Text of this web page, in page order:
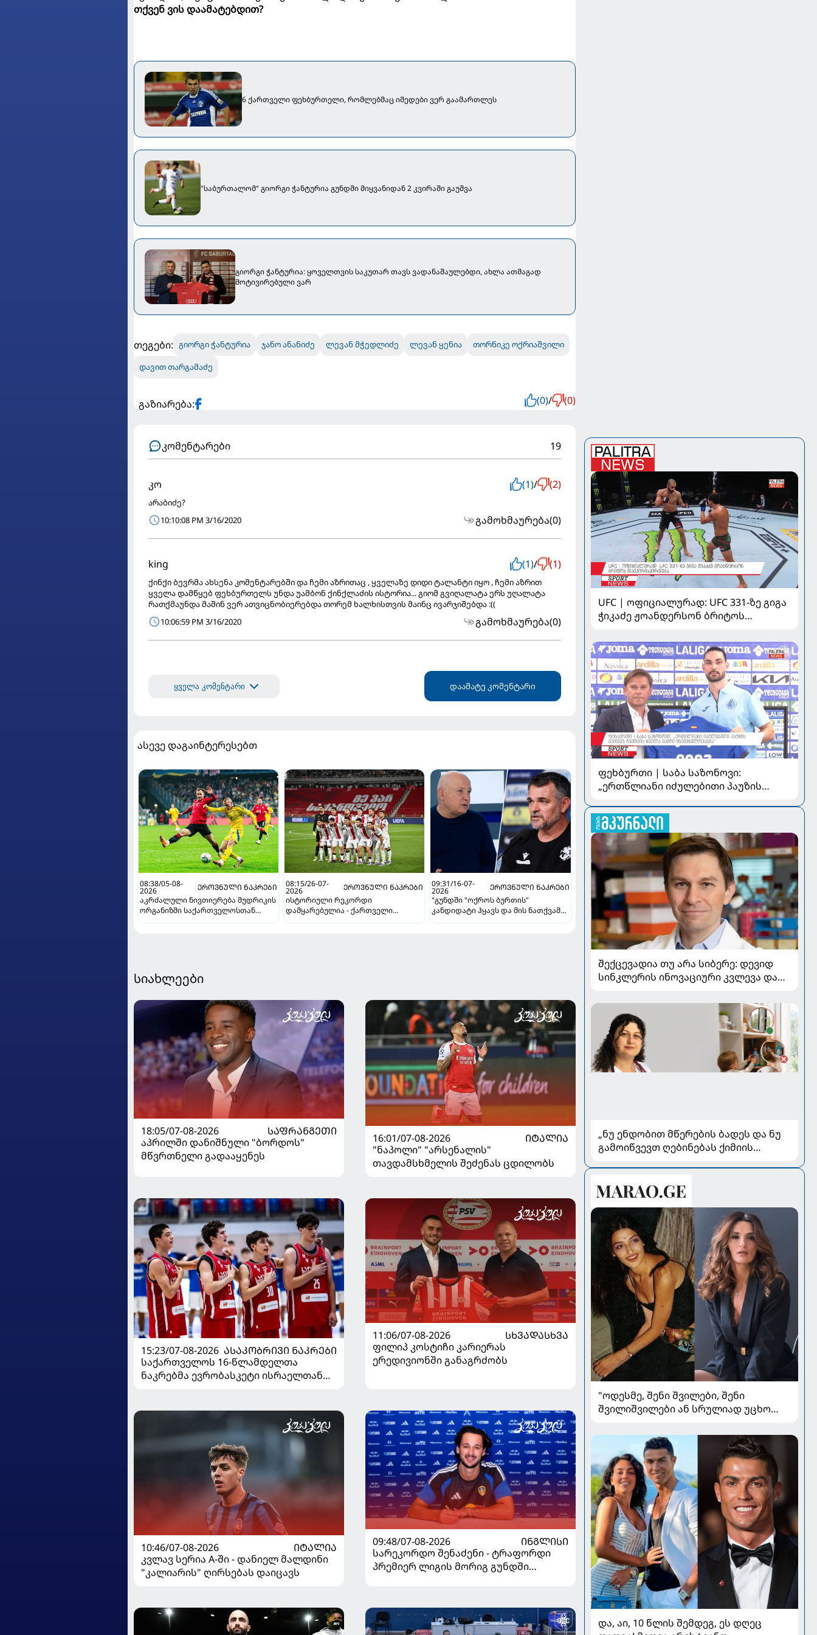
თქვენ ვის დაამატებდით?
6 ქართველი ფეხბურთელი, რომლებმაც იმედები ვერ გაამართლეს
"საბურთალომ" გიორგი ჭანტურია გუნდში მიყვანიდან 2 კვირაში გაუშვა
გიორგი ჭანტურია: ყოველთვის საკუთარ თავს ვადანაშაულებდი, ახლა ათმაგად
მოტივირებული ვარ
თეგები: გიორგი ჭანტურია ჯანო ანანიძე ლევან მჭედლიძე ლევან ყენია თორნიკე ოქრიაშვილი
დავით თარგამაძე
გაზიარება: (0)/ (0)
კომენტარები 19
კო (1)/ (2)
არაბიძე?
10:10:08 PM 3/16/2020
გამოხმაურება(0)
king (1)/ (1)
ქინქი ბევრმა ახსენა კომენტარებში და ჩემი აზრითაც , ყველაზე დიდი ტალანტი იყო , ჩემი აზრით
ყველა დამწყებ ფეხბურთელს უნდა უამბონ ქინქლაძის ისტორია... გიომ გვიღალატა ერს უღალატა
რათქმაუნდა მაშინ ვერ ათვიცნობიერებდა თორემ ხალხისთვის მაინც ივარჯიშებდა :((
10:06:59 PM 3/16/2020
გამოხმაურება(0)
ყველა კომენტარი დაამატე კომენტარი
ასევე დაგაინტერესებთ
08:38/05-08-
2026
ᲔᲠᲝᲕᲜᲣᲚᲘ ᲜᲐᲙᲠᲔᲑᲘ
აკრძალული ნივთიერება მუდრიკის
ორგანიზმი საქართველოსთან
08:15/26-07-
2026
ᲔᲠᲝᲕᲜᲣᲚᲘ ᲜᲐᲙᲠᲔᲑᲘ
ისტორიული რეკორდი
დამყარებულია - ქართველი
09:31/16-07-
2026
ᲔᲠᲝᲕᲜᲣᲚᲘ ᲜᲐᲙᲠᲔᲑᲘ
"გუნდში "ოქროს ბურთის"
კანდიდატი ჰყავს და მის ნათქვამს
სიახლეები
18:05/07-08-2026
ᲡᲐᲤᲠᲐᲜᲒᲔᲗᲘ
აპრილში დანიშნული "ბორდოს"
მწვრთნელი გადააყენეს
16:01/07-08-2026
ᲘᲢᲐᲚᲘᲐ
"ნაპოლი" "არსენალის"
თავდამსხმელის შეძენას ცდილობს
15:23/07-08-2026 ᲐᲡᲐᲙᲝᲑᲠᲘᲕᲘ ᲜᲐᲙᲠᲔᲑᲘ
საქართველოს 16-წლამდელთა
ნაკრებმა ევრობასკეტი ისრაელთან
11:06/07-08-2026
ᲡᲮᲕᲐᲓᲐᲡᲮᲕᲐ
ფილიპ კოსტიჩი კარიერას
ერედივიონში განაგრძობს
10:46/07-08-2026
ᲘᲢᲐᲚᲘᲐ
კვლავ სერია A-ში - დანიელ მალდინი
"კალიარის" ღირსებას დაიცავს
09:48/07-08-2026
ᲘᲜᲒᲚᲘᲡᲘ
სარეკორდო შენაძენი - ტრაფორდი
პრემიერ ლიგის მორიგ გუნდში
UFC | ოფიციალურად: UFC 331-ზე გიგა
ჭიკაძე ჟოანდერსონ ბრიტოს
ფეხბურთი | საბა საზონოვი:
„ერთწლიანი იძულებითი პაუზის
მნიშვნელოვანია“
შექცევადია თუ არა სიბერე: დევიდ
სინკლერის ინოვაციური კვლევა და
„ნუ ენდობით მწერების ბადეს და ნუ
გამოიწვევთ ღებინებას ქიმიის
პედიატრ სალომე ახვლედიანის
რჩევები
"ოდესმე, შენი შვილები, შენი
შვილიშვილები ან სრულიად უცხო
პორტრეტს...." - რას წერს მარი ნაკანი
კრისტი ყიფშიძეზე
და, აი, 10 წლის შემდეგ, ეს დღეც